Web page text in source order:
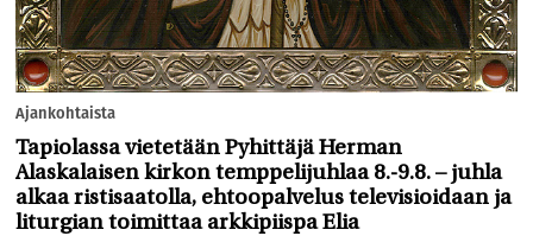
Ajankohtaista
Tapiolassa vietetään Pyhittäjä Herman
Alaskalaisen kirkon temppelijuhlaa 8.-9.8. – juhla
alkaa ristisaatolla, ehtoopalvelus televisioidaan ja
liturgian toimittaa arkkipiispa Elia